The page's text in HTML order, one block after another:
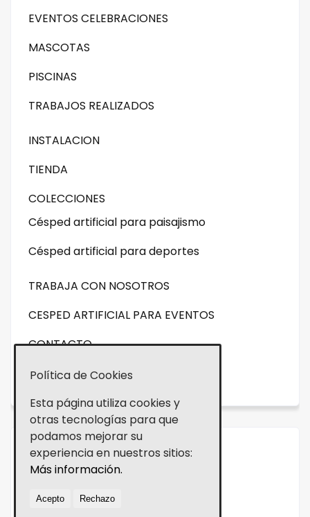
EVENTOS CELEBRACIONES
MASCOTAS
PISCINAS
TRABAJOS REALIZADOS
INSTALACION
TIENDA
COLECCIONES
Césped artificial para paisajismo
Césped artificial para deportes
TRABAJA CON NOSOTROS
CESPED ARTIFICIAL PARA EVENTOS
CONTACTO
NOVEDADES
Aviso legal
Política de Cookies
Esta página utiliza cookies y
otras tecnologías para que
podamos mejorar su
experiencia en nuestros sitios:
Más información.
Acepto Rechazo